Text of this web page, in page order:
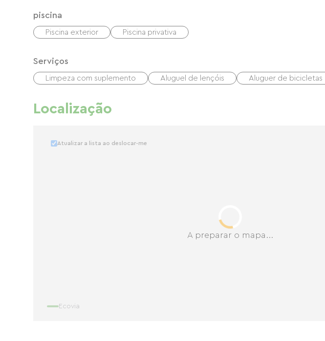
piscina
Piscina exterior Piscina privativa
Serviços
Limpeza com suplemento Aluguel de lençóis Aluguer de bicicletas
Localização
A preparar o mapa...
Atualizar a lista ao deslocar-me
Ecovia